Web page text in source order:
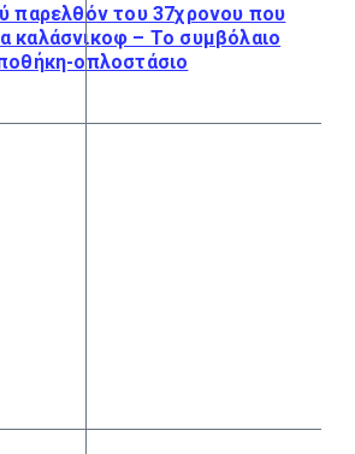
παρελθόν του 37χρονου που
καλάσνικοφ – Το συμβόλαιο
οπλοστάσιο